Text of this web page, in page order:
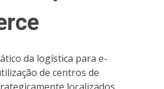
da logística para e-
de centros de